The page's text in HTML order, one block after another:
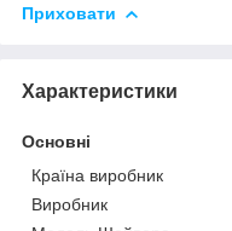
Приховати
Характеристики
Основні
Країна виробник
Виробник